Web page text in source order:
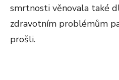
smrtnosti věnovala také
zdravotním problémům
prošli.